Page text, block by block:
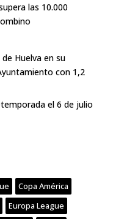
las 10.000
Huelva en su
con 1,2
el 6 de julio
Copa América
Europa League